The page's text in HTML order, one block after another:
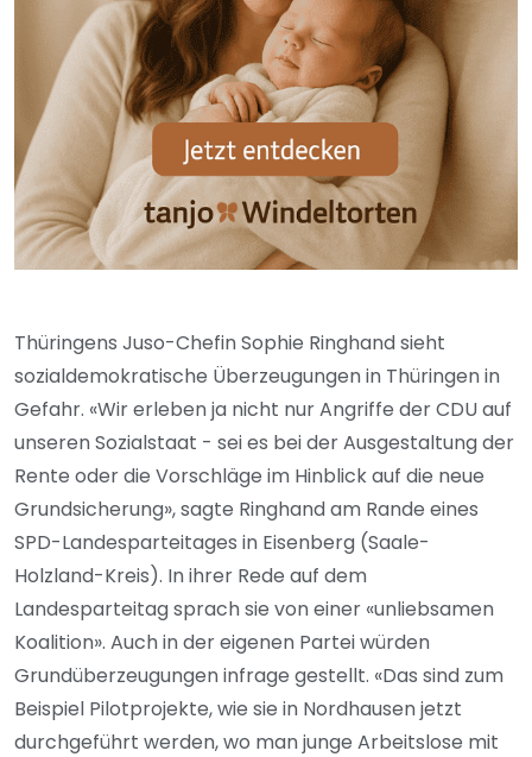
Thüringens Juso-Chefin Sophie Ringhand sieht
sozialdemokratische Überzeugungen in Thüringen in
Gefahr. «Wir erleben ja nicht nur Angriffe der CDU auf
unseren Sozialstaat - sei es bei der Ausgestaltung der
Rente oder die Vorschläge im Hinblick auf die neue
Grundsicherung», sagte Ringhand am Rande eines
SPD-Landesparteitages in Eisenberg (Saale-
Holzland-Kreis). In ihrer Rede auf dem
Landesparteitag sprach sie von einer «unliebsamen
Koalition». Auch in der eigenen Partei würden
Grundüberzeugungen infrage gestellt. «Das sind zum
Beispiel Pilotprojekte, wie sie in Nordhausen jetzt
durchgeführt werden, wo man junge Arbeitslose mit